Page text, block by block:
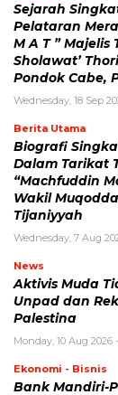
Sejarah
Pelataran
M A T ” Majelis
Sholawat’
Pondok Cabe,
Wednesday, 18 Sep
Berita Utama
Biografi
Dalam Tarikat
“Machfuddin
Wakil
Tijaniyyah
Wednesday, 7 Aug
News
Aktivis Muda
Unpad dan
Palestina
Monday, 10 Aug 2026
Ekonomi - Bisnis
Bank Mandiri-